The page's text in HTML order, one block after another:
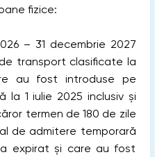
fizice:
– 31 decembrie 2027
transport clasificate la
au fost introduse pe
la 1 iulie 2025 inclusiv şi
termen de 180 de zile
de admitere temporară
expirat şi care au fost